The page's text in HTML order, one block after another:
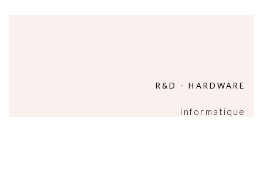
R&D - HARDWARE
Informatique